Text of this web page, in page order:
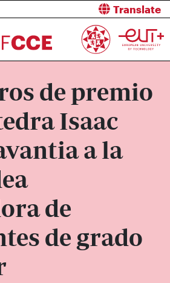
Translate
de premio
Isaac
a la
de
de grado